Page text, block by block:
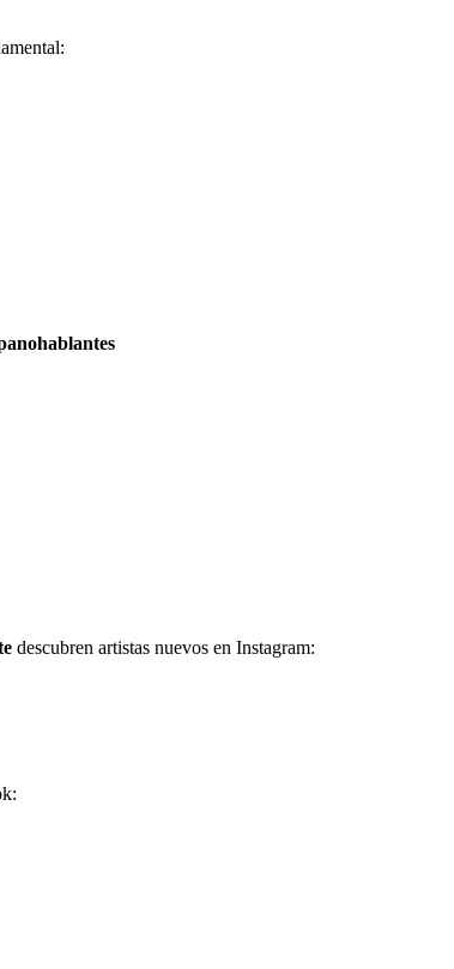
descubren artistas nuevos en Instagram: